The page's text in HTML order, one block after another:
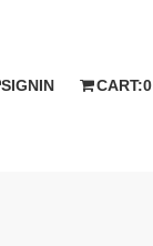
SIGNIN CART:0